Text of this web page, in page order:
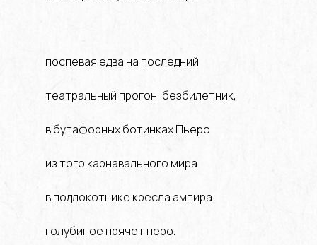
поспевая едва на последний
театральный прогон, безбилетник,
в бутафорных ботинках Пьеро
из того карнавального мира
в подлокотнике кресла ампира
голубиное прячет перо.